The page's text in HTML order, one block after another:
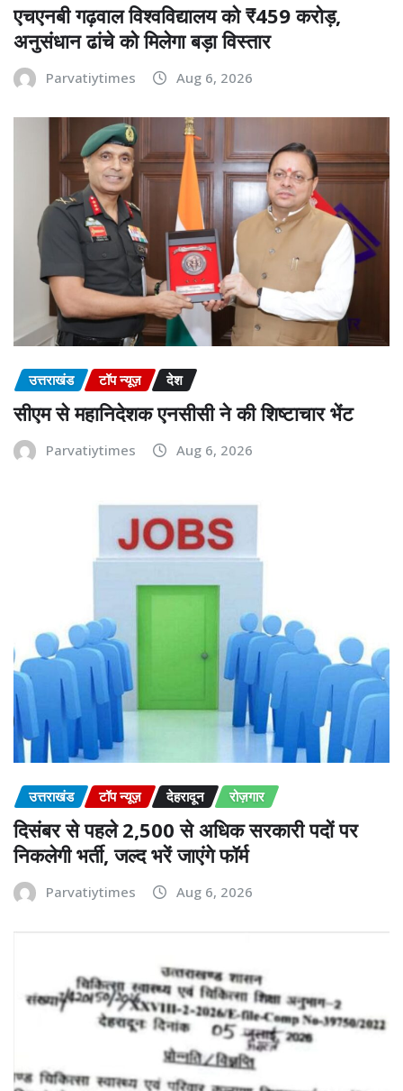
एचएनबी गढ़वाल विश्वविद्यालय को ₹459 करोड़,
अनुसंधान ढांचे को मिलेगा बड़ा विस्तार
Parvatiytimes Aug 6, 2026
उत्तराखंड टॉप न्यूज़ देश
सीएम से महानिदेशक एनसीसी ने की शिष्टाचार भेंट
Parvatiytimes Aug 6, 2026
उत्तराखंड टॉप न्यूज़ देहरादून रोज़गार
दिसंबर से पहले 2,500 से अधिक सरकारी पदों पर
निकलेगी भर्ती, जल्द भरें जाएंगे फॉर्म
Parvatiytimes Aug 6, 2026